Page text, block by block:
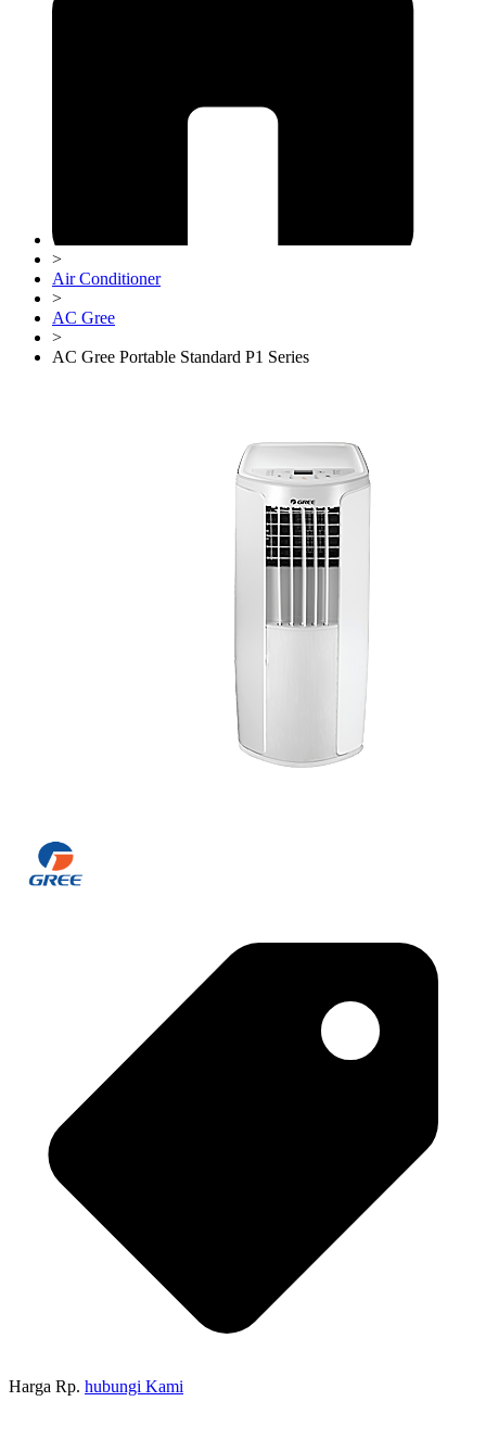
>
Air Conditioner
>
AC Gree
>
AC Gree Portable Standard P1 Series
Harga Rp. hubungi Kami